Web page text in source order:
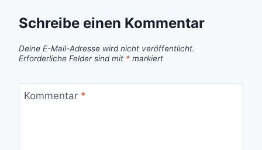
Schreibe einen Kommentar
Deine E-Mail-Adresse wird nicht veröffentlicht.
Erforderliche Felder sind mit * markiert
Kommentar *